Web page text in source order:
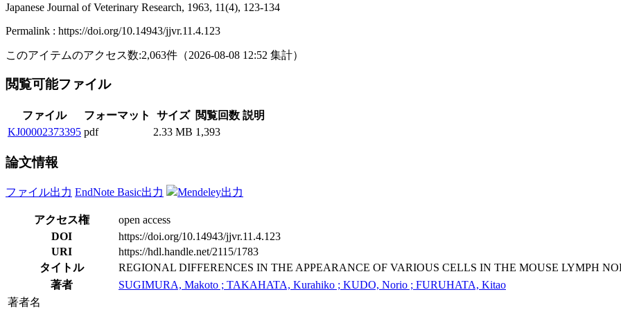
Japanese Journal of Veterinary Research, 1963, 11(4), 123-134
Permalink : https://doi.org/10.14943/jjvr.11.4.123
このアイテムのアクセス数:2,063件 （2026-08-08 12:52 集計）
閲覧可能ファイル
ファイル フォーマット サイズ 閲覧回数 説明
KJ00002373395 pdf 2.33 MB 1,393
論文情報
ファイル出力 EndNote Basic出力 Mendeley出力
アクセス権
open access
DOI
https://doi.org/10.14943/jjvr.11.4.123
URI
https://hdl.handle.net/2115/1783
タイトル
REGIONAL DIFFERENCES IN THE APPEARANCE OF VARIOUS CELLS IN THE MOUSE LYMPH
著者
SUGIMURA, Makoto ; TAKAHATA, Kurahiko ; KUDO, Norio ; FURUHATA, Kitao
著者名